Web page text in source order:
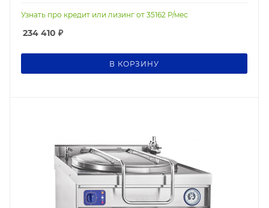
Узнать про кредит или лизинг от 35162 Р/мес
234 410 ₽
В КОРЗИНУ